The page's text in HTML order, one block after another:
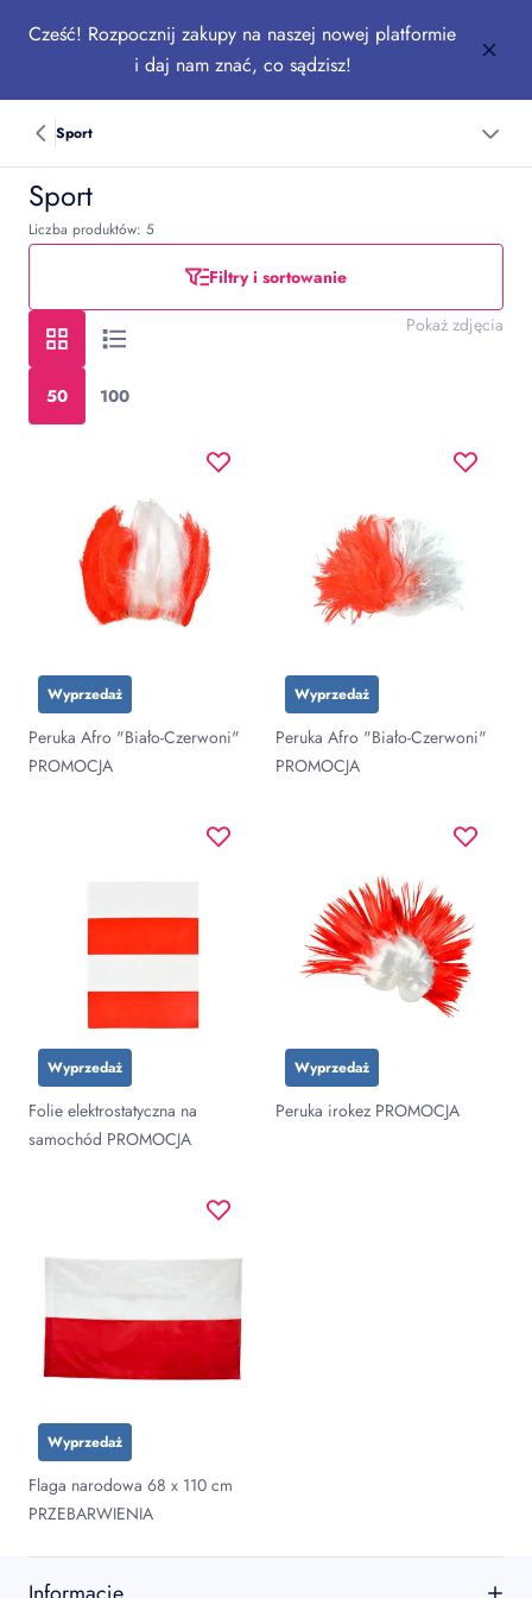
Cześć! Rozpocznij zakupy na naszej nowej platformie
i daj nam znać, co sądzisz!
Sport
Sport
Liczba produktów: 5
Filtry i sortowanie
50 100
Pokaż zdjęcia
Wyprzedaż
Peruka Afro "Biało-Czerwoni"
PROMOCJA
Wyprzedaż
Peruka Afro "Biało-Czerwoni"
PROMOCJA
Wyprzedaż
Folie elektrostatyczna na
samochód PROMOCJA
Wyprzedaż
Peruka irokez PROMOCJA
Wyprzedaż
Flaga narodowa 68 x 110 cm
PRZEBARWIENIA